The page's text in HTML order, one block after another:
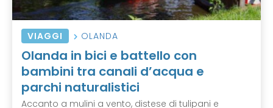
VIAGGI OLANDA
Olanda in bici e battello con
bambini tra canali d’acqua e
parchi naturalistici
Accanto a mulini a vento, distese di tulipani e